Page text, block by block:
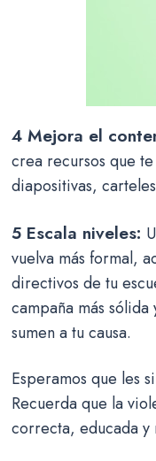
4 Mejora el
crea recursos que
diapositivas,
5 Escala niveles:
vuelva más formal,
directivos de tu
campaña más
sumen a tu causa.
Esperamos que les
Recuerda que la
correcta, educada y